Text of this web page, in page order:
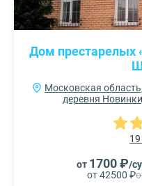
Дом престарелых
Московская
деревня
от 1700 ₽/
от 42500 ₽